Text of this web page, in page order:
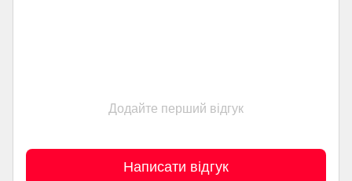
Додайте перший відгук
Написати відгук